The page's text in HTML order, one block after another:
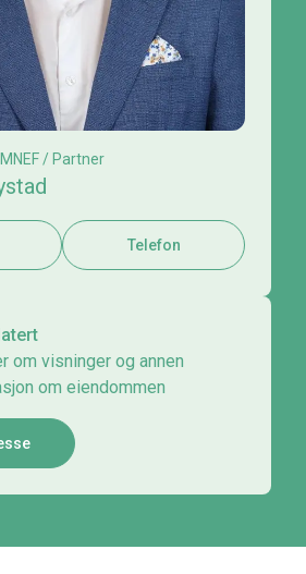
/ Partner
Telefon
om visninger og annen
om eiendommen